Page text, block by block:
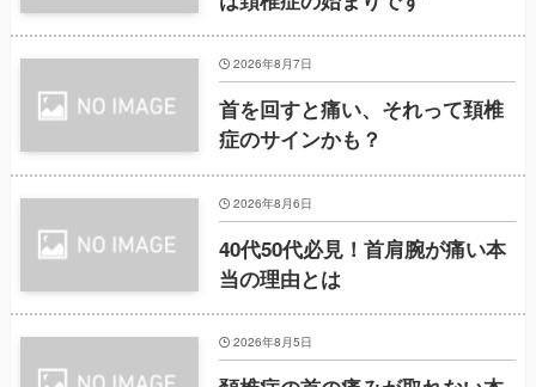
首を回すと痛い、それって頚椎
症のサインかも？
2026年8月7日
40代50代必見！首肩腕が痛い本
当の理由とは
2026年8月6日
2026年8月5日